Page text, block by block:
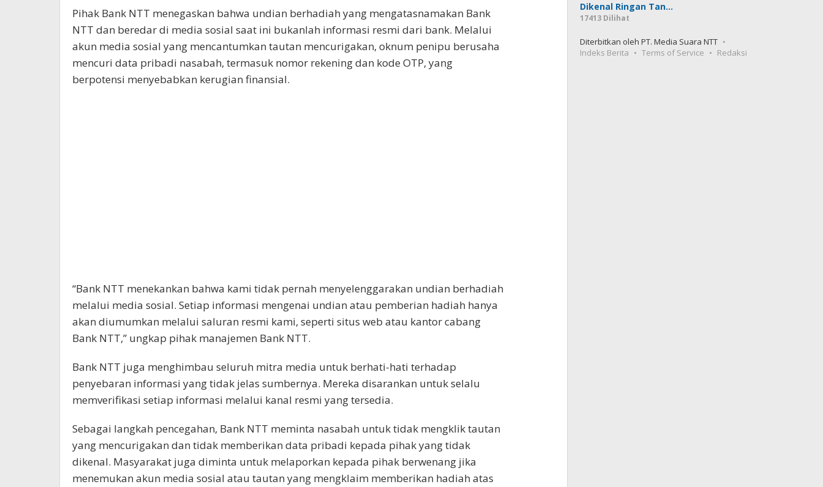
Pihak Bank NTT menegaskan bahwa undian berhadiah yang mengatasnamakan Bank
NTT dan beredar di media sosial saat ini bukanlah informasi resmi dari bank. Melalui
akun media sosial yang mencantumkan tautan mencurigakan, oknum penipu berusaha
mencuri data pribadi nasabah, termasuk nomor rekening dan kode OTP, yang
berpotensi menyebabkan kerugian finansial.
“Bank NTT menekankan bahwa kami tidak pernah menyelenggarakan undian berhadiah
melalui media sosial. Setiap informasi mengenai undian atau pemberian hadiah hanya
akan diumumkan melalui saluran resmi kami, seperti situs web atau kantor cabang
Bank NTT,” ungkap pihak manajemen Bank NTT.
Bank NTT juga menghimbau seluruh mitra media untuk berhati-hati terhadap
penyebaran informasi yang tidak jelas sumbernya. Mereka disarankan untuk selalu
memverifikasi setiap informasi melalui kanal resmi yang tersedia.
Sebagai langkah pencegahan, Bank NTT meminta nasabah untuk tidak mengklik tautan
yang mencurigakan dan tidak memberikan data pribadi kepada pihak yang tidak
dikenal. Masyarakat juga diminta untuk melaporkan kepada pihak berwenang jika
menemukan akun media sosial atau tautan yang mengklaim memberikan hadiah atas
Dikenal Ringan Tan…
17413 Dilihat
Diterbitkan oleh PT. Media Suara NTT
Indeks Berita
Terms of Service Redaksi